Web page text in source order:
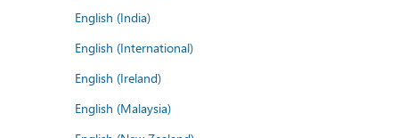
English (India)
English (International)
English (Ireland)
English (Malaysia)